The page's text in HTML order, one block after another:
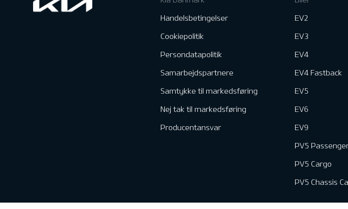
Handelsbetingelser
Cookiepolitik
Persondatapolitik
Samarbejdspartnere
Samtykke til markedsføring
Nej tak til markedsføring
Producentansvar
EV2
EV3
EV4
EV4 Fastback
EV5
EV6
EV9
PV5
PV5 Cargo
PV5 Chassis